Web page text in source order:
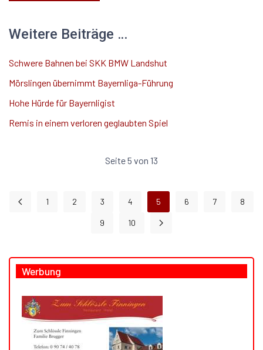
Weitere Beiträge …
Schwere Bahnen bei SKK BMW Landshut
Mörslingen übernimmt Bayernliga-Führung
Hohe Hürde für Bayernligist
Remis in einem verloren geglaubten Spiel
Seite 5 von 13
1 2 3 4 5 6 7 8
9 10
Werbung